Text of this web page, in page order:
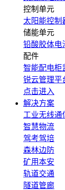
控制单元
太阳能控制
储能单元
铅酸胶体电
配件
智能配电柜
锐云管理平
点击进入
解决方案
工业无线通
智慧物流
驾考驾培
森林边防
矿用本安
轨道交通
隧道管廊